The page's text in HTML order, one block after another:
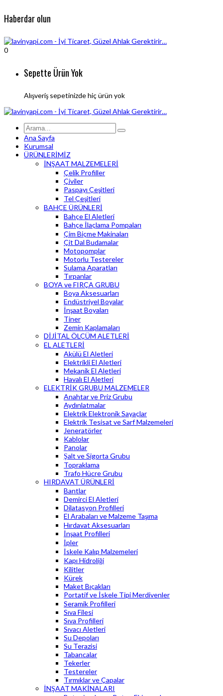
Haberdar olun
0
Sepette Ürün Yok
Alışveriş sepetinizde hiç ürün yok
Ana Sayfa
Kurumsal
ÜRÜNLERİMİZ
İNŞAAT MALZEMELERİ
Çelik Profiller
Çiviler
Paspayı Çeşitleri
Tel Çeşitleri
BAHÇE ÜRÜNLERİ
Bahçe El Aletleri
Bahçe İlaçlama Pompaları
Çim Biçme Makinaları
Çit Dal Budamalar
Motopomplar
Motorlu Testereler
Sulama Aparatları
Tırpanlar
BOYA ve FIRÇA GRUBU
Boya Aksesuarları
Endüstriyel Boyalar
İnşaat Boyaları
Tiner
Zemin Kaplamaları
DİJİTAL ÖLÇÜM ALETLERİ
EL ALETLERİ
Akülü El Aletleri
Elektrikli El Aletleri
Mekanik El Aletleri
Havalı El Aletleri
ELEKTRİK GRUBU MALZEMELER
Anahtar ve Priz Grubu
Aydınlatmalar
Elektrik Elektronik Sayaçlar
Elektrik Tesisat ve Sarf Malzemeleri
Jeneratörler
Kablolar
Panolar
Şalt ve Sigorta Grubu
Topraklama
Trafo Hücre Grubu
HIRDAVAT ÜRÜNLERİ
Bantlar
Demirci El Aletleri
Dilatasyon Profilleri
El Arabaları ve Malzeme Taşıma
Hırdavat Aksesuarları
İnşaat Profilleri
İpler
İskele Kalıp Malzemeleri
Kapı Hidroliği
Kilitler
Kürek
Maket Bıçakları
Portatif ve İskele Tipi Merdivenler
Seramik Profilleri
Sıva Filesi
Sıva Profilleri
Sıvacı Aletleri
Su Depoları
Su Terazisi
Tabancalar
Tekerler
Testereler
Tırmıklar ve Çapalar
İNŞAAT MAKİNALARI